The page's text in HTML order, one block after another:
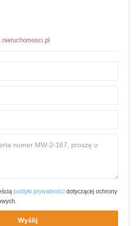
polityki prywatności dotyczącej ochrony
Wyślij